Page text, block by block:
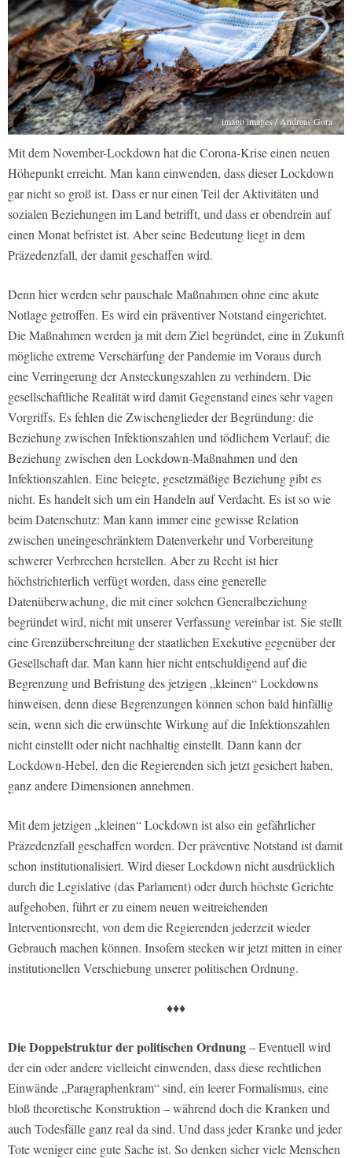
imago images / Andreas Gora
Mit dem November-Lockdown hat die Corona-Krise einen neuen
Höhepunkt erreicht. Man kann einwenden, dass dieser Lockdown
gar nicht so groß ist. Dass er nur einen Teil der Aktivitäten und
sozialen Beziehungen im Land betrifft, und dass er obendrein auf
einen Monat befristet ist. Aber seine Bedeutung liegt in dem
Präzedenzfall, der damit geschaffen wird.
Denn hier werden sehr pauschale Maßnahmen ohne eine akute
Notlage getroffen. Es wird ein präventiver Notstand eingerichtet.
Die Maßnahmen werden ja mit dem Ziel begründet, eine in Zukunft
mögliche extreme Verschärfung der Pandemie im Voraus durch
eine Verringerung der Ansteckungszahlen zu verhindern. Die
gesellschaftliche Realität wird damit Gegenstand eines sehr vagen
Vorgriffs. Es fehlen die Zwischenglieder der Begründung: die
Beziehung zwischen Infektionszahlen und tödlichem Verlauf; die
Beziehung zwischen den Lockdown-Maßnahmen und den
Infektionszahlen. Eine belegte, gesetzmäßige Beziehung gibt es
nicht. Es handelt sich um ein Handeln auf Verdacht. Es ist so wie
beim Datenschutz: Man kann immer eine gewisse Relation
zwischen uneingeschränktem Datenverkehr und Vorbereitung
schwerer Verbrechen herstellen. Aber zu Recht ist hier
höchstrichterlich verfügt worden, dass eine generelle
Datenüberwachung, die mit einer solchen Generalbeziehung
begründet wird, nicht mit unserer Verfassung vereinbar ist. Sie stellt
eine Grenzüberschreitung der staatlichen Exekutive gegenüber der
Gesellschaft dar. Man kann hier nicht entschuldigend auf die
Begrenzung und Befristung des jetzigen „kleinen“ Lockdowns
hinweisen, denn diese Begrenzungen können schon bald hinfällig
sein, wenn sich die erwünschte Wirkung auf die Infektionszahlen
nicht einstellt oder nicht nachhaltig einstellt. Dann kann der
Lockdown-Hebel, den die Regierenden sich jetzt gesichert haben,
ganz andere Dimensionen annehmen.
Mit dem jetzigen „kleinen“ Lockdown ist also ein gefährlicher
Präzedenzfall geschaffen worden. Der präventive Notstand ist damit
schon institutionalisiert. Wird dieser Lockdown nicht ausdrücklich
durch die Legislative (das Parlament) oder durch höchste Gerichte
aufgehoben, führt er zu einem neuen weitreichenden
Interventionsrecht, von dem die Regierenden jederzeit wieder
Gebrauch machen können. Insofern stecken wir jetzt mitten in einer
institutionellen Verschiebung unserer politischen Ordnung.
♦♦♦
Die Doppelstruktur der politischen Ordnung– Eventuell wird
der ein oder andere vielleicht einwenden, dass diese rechtlichen
Einwände „Paragraphenkram“ sind, ein leerer Formalismus, eine
bloß theoretische Konstruktion – während doch die Kranken und
auch Todesfälle ganz real da sind. Und dass jeder Kranke und jeder
Tote weniger eine gute Sache ist. So denken sicher viele Menschen